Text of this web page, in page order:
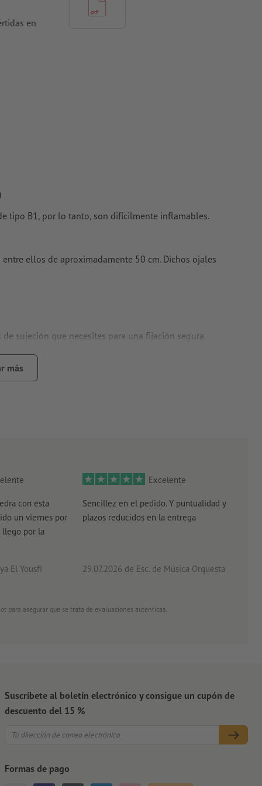
en
tipo B1, por lo tanto, son difícilmente inflamables.
ellos de aproximadamente 50 cm. Dichos ojales
sujeción que necesites para una fijación segura
“Set de tensores >Más información”
en exteriores.
más
con esta
un viernes por
llego por la
El Yousfi
Excelente
Sencillez en el pedido. Y puntualidad y
plazos reducidos en la entrega
29.07.2026 de Esc. de Música Orquesta
para asegurar que se trata de evaluaciones auténticas.
Suscríbete al boletín electrónico y consigue un cupón de
descuento del 15 %
Formas de pago